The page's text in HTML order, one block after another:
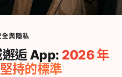
全與隱私
邂逅 App: 2026 年
持的標準